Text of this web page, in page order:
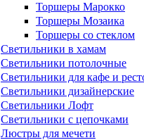
Торшеры Марокко
Торшеры Мозаика
Торшеры со стеклом
Светильники в хамам
Светильники потолочные
Светильники для кафе и
Светильники дизайнерские
Светильники Лофт
Светильники с цепочками
Люстры для мечети